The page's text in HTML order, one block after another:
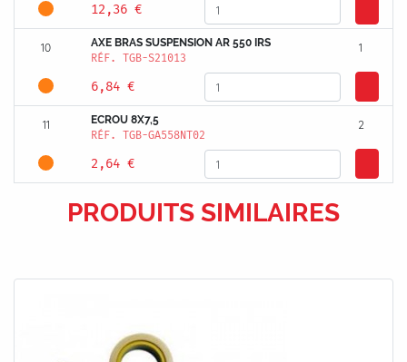
12,36 €
10
AXE BRAS SUSPENSION AR 550 IRS
RÉF.
TGB-S21013
1
6,84 €
11
ECROU 8X7,5
RÉF.
TGB-GA558NT02
2
2,64 €
PRODUITS SIMILAIRES